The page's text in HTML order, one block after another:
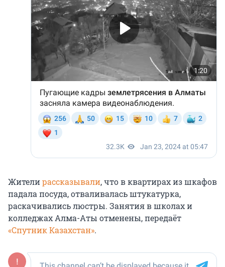
Жителирассказывали, что в квартирах из шкафов
падала посуда, отваливалась штукатурка,
раскачивались люстры. Занятия в школах и
колледжах Алма-Аты отменены, передаёт
«Спутник Казахстан».